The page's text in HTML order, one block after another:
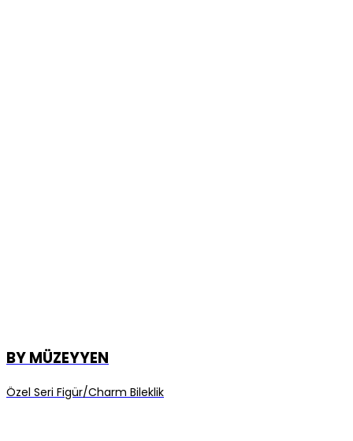
BY MÜZEYYEN
Özel Seri Figür/Charm Bileklik